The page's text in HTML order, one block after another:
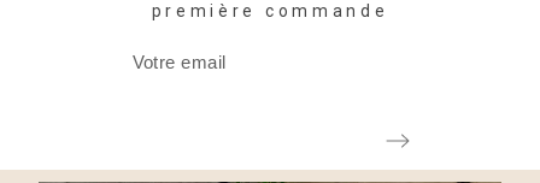
première commande